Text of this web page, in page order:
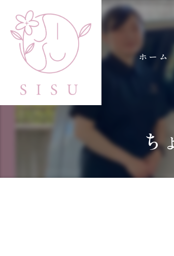
ホーム
ち